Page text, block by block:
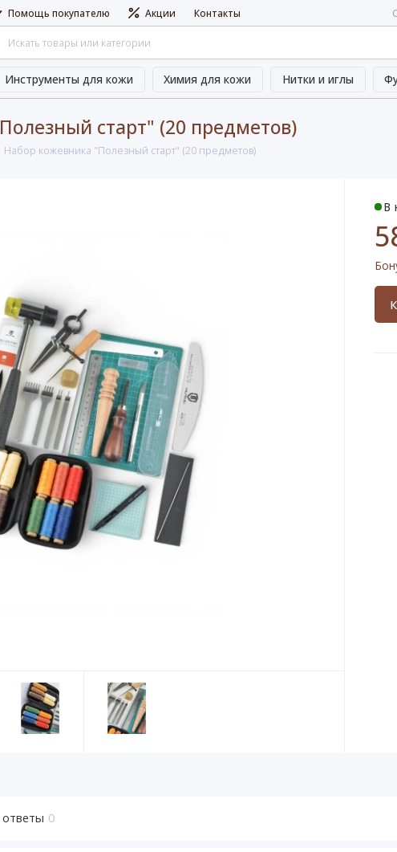
Помощь покупателю Акции Контакты
Инструменты для кожи Химия для кожи Нитки и иглы
старт" (20 предметов)
Набор кожевника "Полезный старт" (20 предметов)
В
0